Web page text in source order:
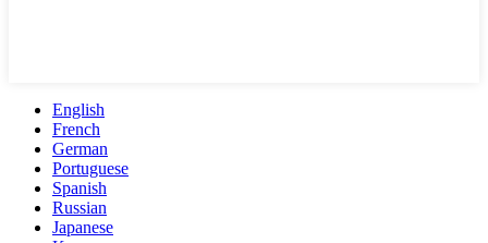
English
French
German
Portuguese
Spanish
Russian
Japanese